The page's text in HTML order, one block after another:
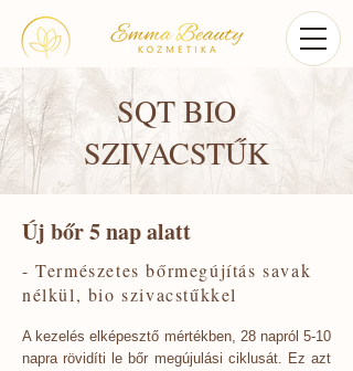
SQT BIO
SZIVACSTŰK
Új bőr 5 nap alatt
- Természetes bőrmegújítás savak
nélkül, bio szivacstűkkel
A kezelés elképesztő mértékben, 28 napról 5-10
napra rövidíti le bőr megújulási ciklusát. Ez azt